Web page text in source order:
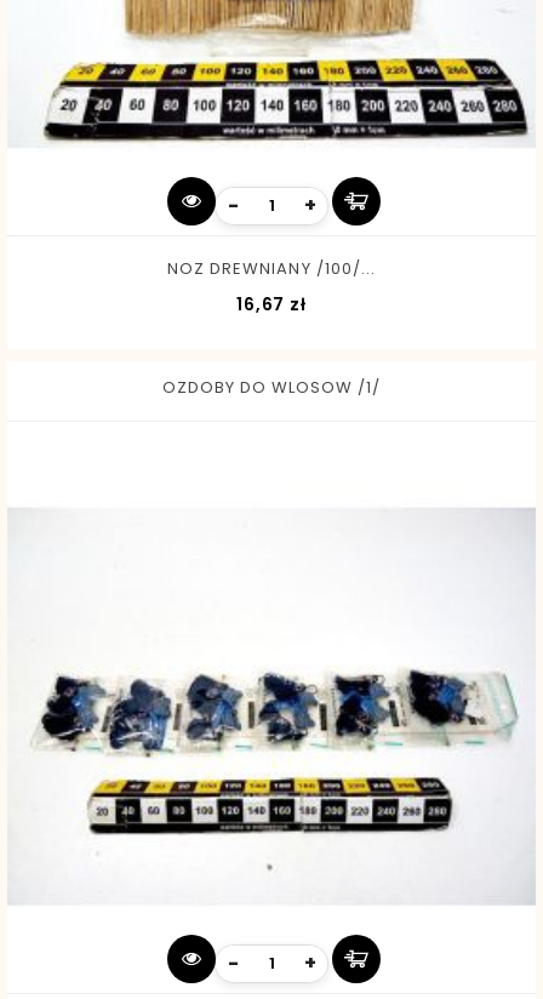
- +
NOZ DREWNIANY /100/...
16,67 zł
OZDOBY DO WLOSOW /1/
- +